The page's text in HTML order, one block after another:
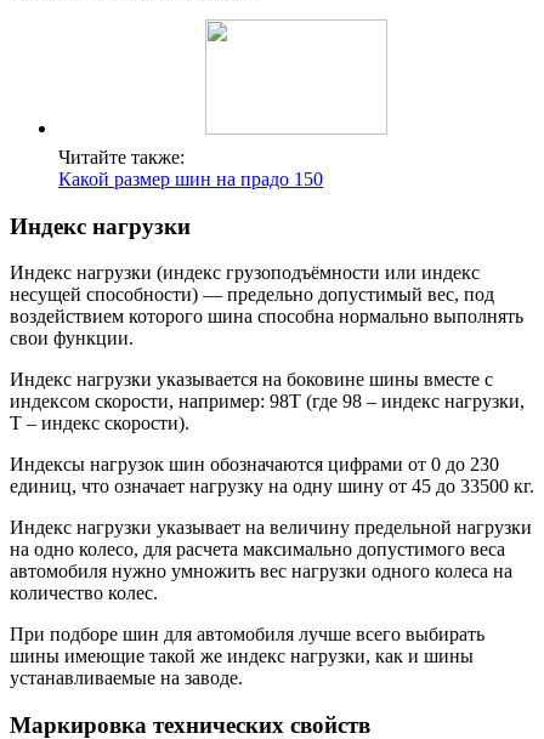
Читайте также:
Какой размер шин на прадо 150
Индекс нагрузки
Индекс нагрузки (индекс грузоподъёмности или индекс
несущей способности) — предельно допустимый вес, под
воздействием которого шина способна нормально выполнять
свои функции.
Индекс нагрузки указывается на боковине шины вместе с
индексом скорости, например: 98Т (где 98 – индекс нагрузки,
Т – индекс скорости).
Индексы нагрузок шин обозначаются цифрами от 0 до 230
единиц, что означает нагрузку на одну шину от 45 до 33500 кг.
Индекс нагрузки указывает на величину предельной нагрузки
на одно колесо, для расчета максимально допустимого веса
автомобиля нужно умножить вес нагрузки одного колеса на
количество колес.
При подборе шин для автомобиля лучше всего выбирать
шины имеющие такой же индекс нагрузки, как и шины
устанавливаемые на заводе.
Маркировка технических свойств